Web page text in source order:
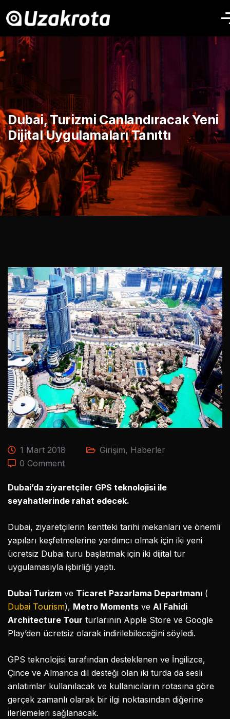
Dubai, Turizmi Canlandıracak Yeni
Dijital Uygulamaları Tanıttı
1 Mart 2018 Girişim, Haberler
0 Comment
Dubai’da ziyaretçiler GPS teknolojisi ile
seyahatlerinde rahat edecek.
Dubai, ziyaretçilerin kentteki tarihi mekanları ve önemli
yapıları keşfetmelerine yardımcı olmak için iki yeni
ücretsiz Dubai turu başlatmak için iki dijital tur
uygulamasıyla işbirliği yaptı.
Dubai Turizm ve Ticaret Pazarlama Departmanı (
Dubai Tourism), Metro Moments ve Al Fahidi
Architecture Tour turlarının Apple Store ve Google
Play’den ücretsiz olarak indirilebileceğini söyledi.
GPS teknolojisi tarafından desteklenen ve İngilizce,
Çince ve Almanca dil desteği olan iki turda da sesli
anlatımlar kullanılacak ve kullanıcıların rotasına göre
gerçek zamanlı olarak bir ilgi noktasından diğerine
ilerlemeleri sağlanacak.